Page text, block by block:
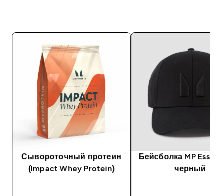
Сывороточный протеин
(Impact Whey Protein)
Бейсболка MP
черный